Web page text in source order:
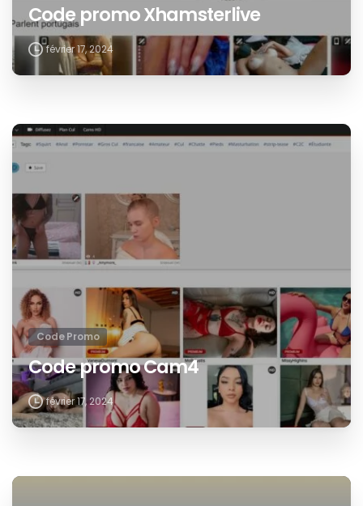
Code promo Xhamsterlive
février 17, 2024
Code Promo
Code promo Cam4
février 17, 2024